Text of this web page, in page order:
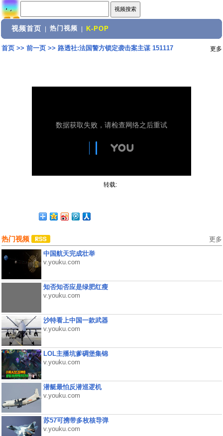
视频首页 热门视频 K-POP
首页>> 前一页>> 路透社:法国警方锁定袭击案主谋 151117 更多
转载:
热门视频 更多
中国航天完成壮举
v.youku.com
知否知否应是绿肥红瘦
v.youku.com
沙特看上中国一款武器
v.youku.com
LOL主播坑爹碉堡集锦
v.youku.com
潜艇最怕反潜巡逻机
v.youku.com
苏57可携带多枚核导弹
v.youku.com